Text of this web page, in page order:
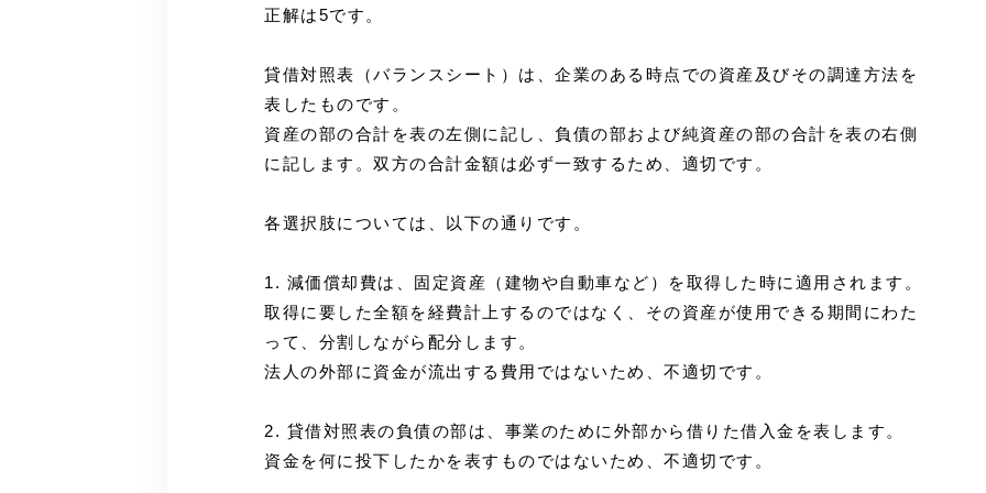
正解は5です。
貸借対照表（バランスシート）は、企業のある時点での資産及びその調達方法を
表したものです。
資産の部の合計を表の左側に記し、負債の部および純資産の部の合計を表の右側
に記します。双方の合計金額は必ず一致するため、適切です。
各選択肢については、以下の通りです。
1. 減価償却費は、固定資産（建物や自動車など）を取得した時に適用されます。
取得に要した全額を経費計上するのではなく、その資産が使用できる期間にわた
って、分割しながら配分します。
法人の外部に資金が流出する費用ではないため、不適切です。
2. 貸借対照表の負債の部は、事業のために外部から借りた借入金を表します。
資金を何に投下したかを表すものではないため、不適切です。